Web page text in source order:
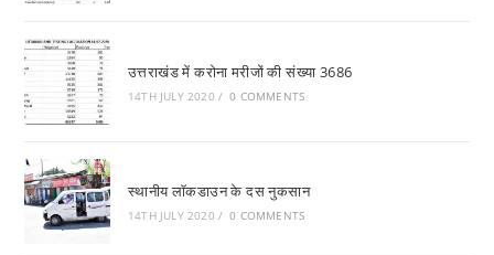
उत्तराखंड में करोना मरीजों की संख्या 3686
14TH JULY 2020 / 0 COMMENTS
स्थानीय लाॅकडाउन के दस नुकसान
14TH JULY 2020 / 0 COMMENTS